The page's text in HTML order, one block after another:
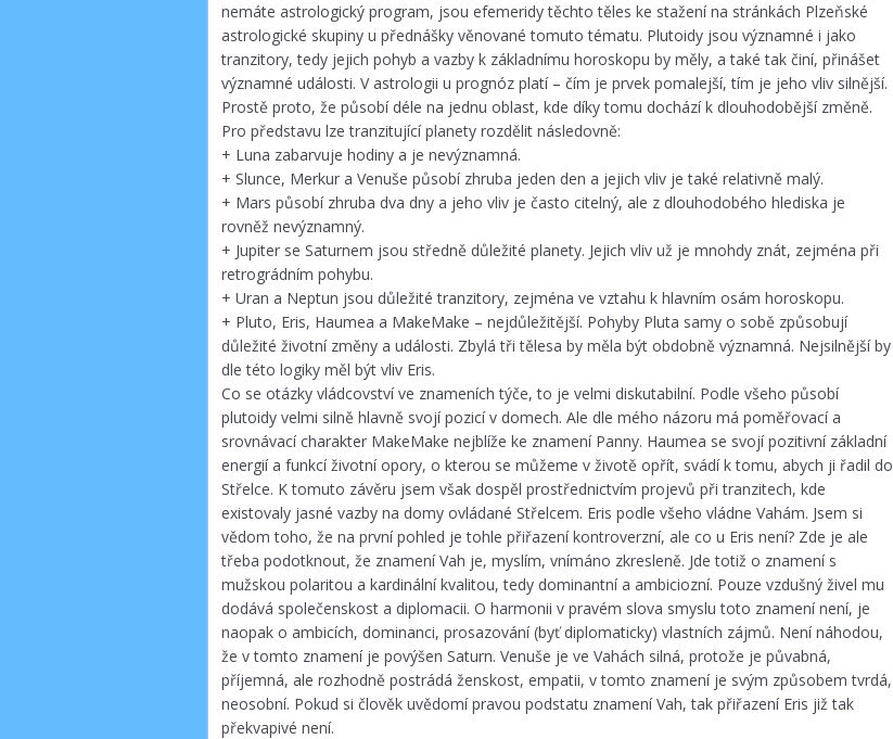
nemáte astrologický program, jsou efemeridy těchto těles ke stažení na stránkách Plzeňské
astrologické skupiny u přednášky věnované tomuto tématu. Plutoidy jsou významné i jako
tranzitory, tedy jejich pohyb a vazby k základnímu horoskopu by měly, a také tak činí, přinášet
významné události. V astrologii u prognóz platí – čím je prvek pomalejší, tím je jeho vliv silnější.
Prostě proto, že působí déle na jednu oblast, kde díky tomu dochází k dlouhodobější změně.
Pro představu lze tranzitující planety rozdělit následovně:
+ Luna zabarvuje hodiny a je nevýznamná.
+ Slunce, Merkur a Venuše působí zhruba jeden den a jejich vliv je také relativně malý.
+ Mars působí zhruba dva dny a jeho vliv je často citelný, ale z dlouhodobého hlediska je
rovněž nevýznamný.
+ Jupiter se Saturnem jsou středně důležité planety. Jejich vliv už je mnohdy znát, zejména při
retrográdním pohybu.
+ Uran a Neptun jsou důležité tranzitory, zejména ve vztahu k hlavním osám horoskopu.
+ Pluto, Eris, Haumea a MakeMake – nejdůležitější. Pohyby Pluta samy o sobě způsobují
důležité životní změny a události. Zbylá tři tělesa by měla být obdobně významná. Nejsilnější by
dle této logiky měl být vliv Eris.
Co se otázky vládcovství ve znameních týče, to je velmi diskutabilní. Podle všeho působí
plutoidy velmi silně hlavně svojí pozicí v domech. Ale dle mého názoru má poměřovací a
srovnávací charakter MakeMake nejblíže ke znamení Panny. Haumea se svojí pozitivní základní
energií a funkcí životní opory, o kterou se můžeme v životě opřít, svádí k tomu, abych ji řadil do
Střelce. K tomuto závěru jsem však dospěl prostřednictvím projevů při tranzitech, kde
existovaly jasné vazby na domy ovládané Střelcem. Eris podle všeho vládne Vahám. Jsem si
vědom toho, že na první pohled je tohle přiřazení kontroverzní, ale co u Eris není? Zde je ale
třeba podotknout, že znamení Vah je, myslím, vnímáno zkresleně. Jde totiž o znamení s
mužskou polaritou a kardinální kvalitou, tedy dominantní a ambiciozní. Pouze vzdušný živel mu
dodává společenskost a diplomacii. O harmonii v pravém slova smyslu toto znamení není, je
naopak o ambicích, dominanci, prosazování (byť diplomaticky) vlastních zájmů. Není náhodou,
že v tomto znamení je povýšen Saturn. Venuše je ve Vahách silná, protože je půvabná,
příjemná, ale rozhodně postrádá ženskost, empatii, v tomto znamení je svým způsobem tvrdá,
neosobní. Pokud si člověk uvědomí pravou podstatu znamení Vah, tak přiřazení Eris již tak
překvapivé není.